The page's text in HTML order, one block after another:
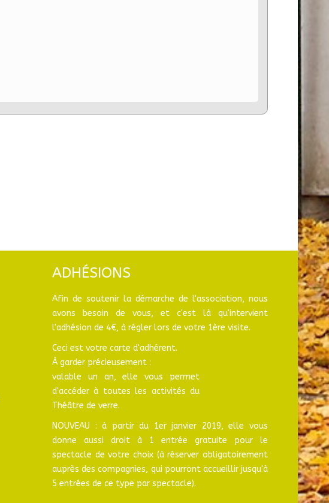
ADHÉSIONS
Afin de soutenir la démarche de l'association, nous
avons besoin de vous, et c'est là qu'intervient
l'adhésion de 4€, à régler lors de votre 1ère visite.
Ceci est votre carte d'adhérent.
À garder précieusement :
valable un an, elle vous permet
d'accéder à toutes les activités du
Théâtre de verre.
NOUVEAU : à partir du 1er janvier 2019, elle vous
donne aussi droit à 1 entrée gratuite pour le
spectacle de votre choix (à réserver obligatoirement
auprès des compagnies, qui pourront accueillir jusqu'à
5 entrées de ce type par spectacle).